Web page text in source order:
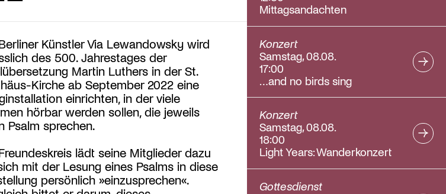
Künstler Via Lewandowsky wird
des 500. Jahrestages der
Martin Luthers in der St.
Kirche ab September 2022 eine
einrichten, in der viele
hörbar werden sollen, die jeweils
Psalm sprechen.
lädt seine Mitglieder dazu
mit der Lesung eines Psalms in diese
persönlich »einzusprechen«.
Mittagsandachten
Konzert
Samstag, 08.08.
17:00
…and no birds sing
Konzert
Samstag, 08.08.
18:00
Light Years: Wanderkonzert
Gottesdienst